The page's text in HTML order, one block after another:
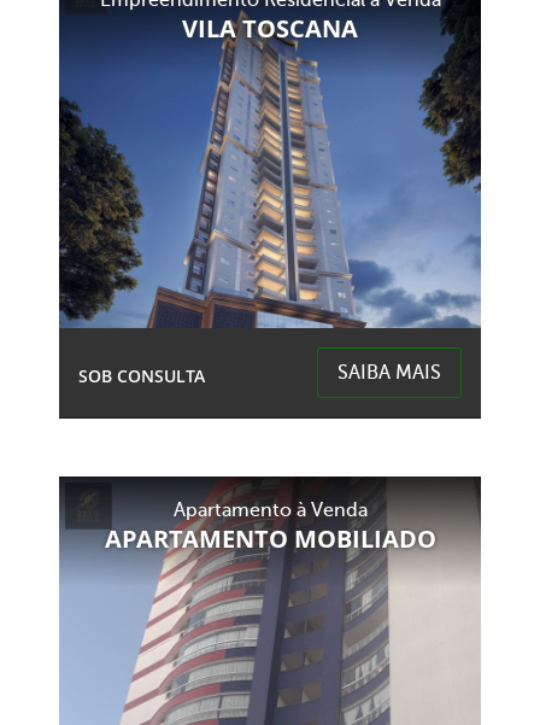
Centro (Marechal Bormann) - Chapecó
VILA TOSCANA
SOB CONSULTA SAIBA MAIS
Área Total:
2,30m²
Área Privativa:
165,66m²
Centro - Chapecó
Apartamento à Venda
APARTAMENTO MOBILIADO